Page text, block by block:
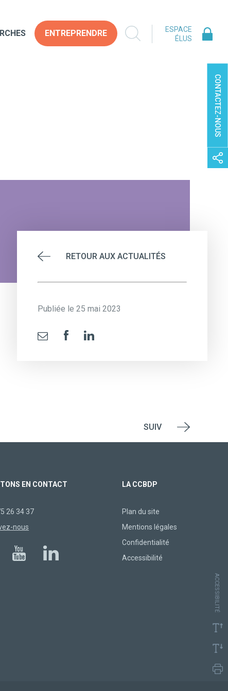
ENTREPRENDRE
ESPACE
ÉLUS
CONTACTEZ-NOUS
RETOUR AUX ACTUALITÉS
Publiée le 25 mai 2023
SUIV
EN CONTACT
26 34 37
nous
LA CCBDP
Plan du site
Mentions légales
Confidentialité
Accessibilité
ACCESSIBILITÉ